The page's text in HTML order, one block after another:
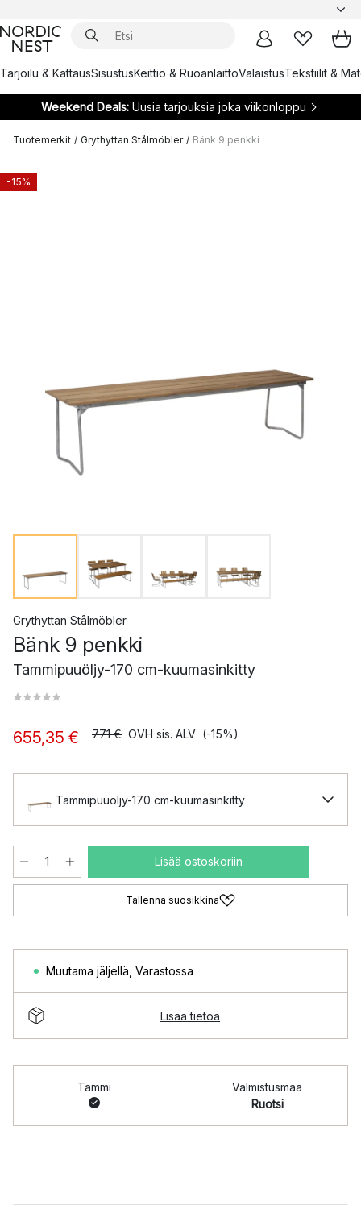
Tarjoilu & KattausSisustusKeittiö & RuoanlaittoValaistusTekstiilit &
Weekend Deals:Uusia tarjouksia joka viikonloppu
Tuotemerkit / Grythyttan Stålmöbler / Bänk 9 penkki
-15%
Grythyttan Stålmöbler
Bänk 9 penkki
Tammipuuöljy-170 cm-kuumasinkitty
655,35 € 771 € OVH sis. ALV (-15%)
Tammipuuöljy-170 cm-kuumasinkitty
Lisää ostoskoriin
Tallenna suosikkina
Muutama jäljellä Varastossa
Lisää tietoa
Tammi
Valmistusmaa
Ruotsi